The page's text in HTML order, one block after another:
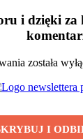
i dzięki za
została
I